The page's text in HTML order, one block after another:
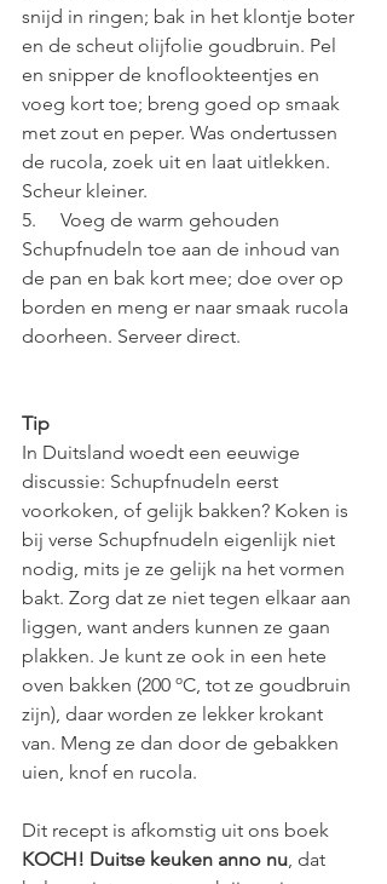
snijd in ringen; bak in het klontje boter
en de scheut olijfolie goudbruin. Pel
en snipper de knoflookteentjes en
voeg kort toe; breng goed op smaak
met zout en peper. Was ondertussen
de rucola, zoek uit en laat uitlekken.
Scheur kleiner.
5.     Voeg de warm gehouden
Schupfnudeln toe aan de inhoud van
de pan en bak kort mee; doe over op
borden en meng er naar smaak rucola
doorheen. Serveer direct.
Tip
In Duitsland woedt een eeuwige
discussie: Schupfnudeln eerst
voorkoken, of gelijk bakken? Koken is
bij verse Schupfnudeln eigenlijk niet
nodig, mits je ze gelijk na het vormen
bakt. Zorg dat ze niet tegen elkaar aan
liggen, want anders kunnen ze gaan
plakken. Je kunt ze ook in een hete
oven bakken (200 ºC, tot ze goudbruin
zijn), daar worden ze lekker krokant
van. Meng ze dan door de gebakken
uien, knof en rucola.
Dit recept is afkomstig uit ons boek
KOCH! Duitse keuken anno nu , dat